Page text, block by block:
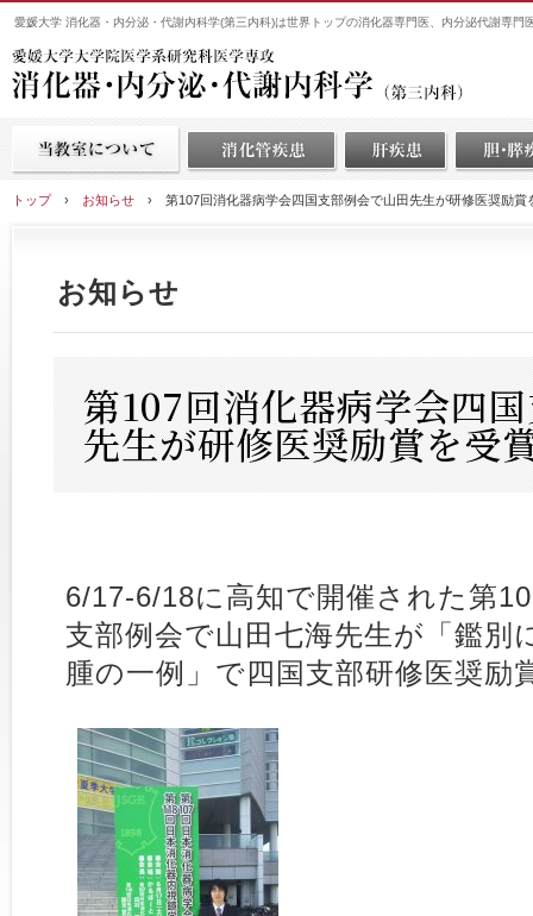
愛媛大学 消化器・内分泌・代謝内科学(第三内科)は世界トップの消化器専門医、内分泌代謝専門
トップ› お知らせ › 第107回消化器病学会四国支部例会で山田先生が研修医奨励賞
お知らせ
第107回消化器病学会四
先生が研修医奨励賞を受
6/17-6/18に高知で開催された第
支部例会で山田七海先生が「鑑別
腫の一例」で四国支部研修医奨励